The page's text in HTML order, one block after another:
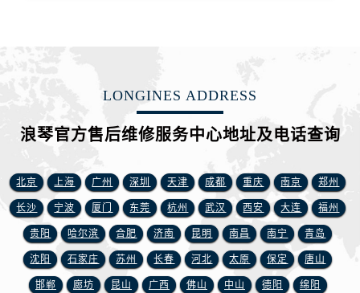
山西省长治市潞州区英雄中路浪琴售后服务中心（需提前预约）
山西省太原市迎泽区迎泽街道解放路15号亨得利名表维修授权店3楼浪琴售后服务中心（需提前预约）
天津市和平区赤峰道136号天津国际金融中心26层2603室浪琴售后服务中心（需提前预约）
安徽省安庆市迎江区人民路浪琴售后服务中心（需提前预约）
安徽省蚌埠市蚌山区淮河路浪琴售后服务中心（需提前预约）
LONGINES ADDRESS
浪琴官方售后维修服务中心地址及电话查询
北京 上海 广州 深圳 天津 成都 重庆 南京 郑州
长沙 宁波 厦门 东莞 杭州 武汉 西安 大连 福州
贵阳 哈尔滨 合肥 济南 昆明 南昌 南宁 青岛
沈阳 石家庄 苏州 长春 河北 太原 保定 唐山
邯郸 廊坊 昆山 广西 佛山 中山 德阳 绵阳